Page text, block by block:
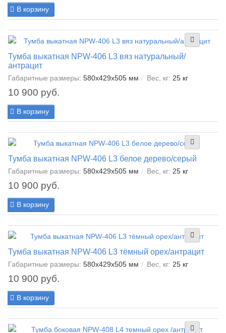
В корзину
Тумба выкатная NPW-406 L3 вяз натуральный/
антрацит
Габаритные размеры: 580x429x505 мм Вес, кг: 25 кг
10 900 руб.
В корзину
Тумба выкатная NPW-406 L3 белое дерево/серый
Габаритные размеры: 580x429x505 мм Вес, кг: 25 кг
10 900 руб.
В корзину
Тумба выкатная NPW-406 L3 тёмный орех/антрацит
Габаритные размеры: 580x429x505 мм Вес, кг: 25 кг
10 900 руб.
В корзину